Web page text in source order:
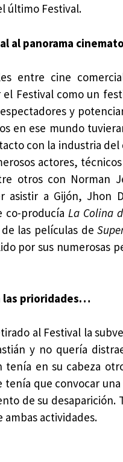
último Festival.
al panorama
entre cine
Festival como un
y
en ese mundo
con la industria
actores,
otros con Norman
asistir a Gijón, Jhon
co-producía La Colina
las películas de
por sus numerosas
las prioridades…
al Festival la
y no quería
tenía en su cabeza
tenía que convocar
de su desaparición.
ambas actividades.